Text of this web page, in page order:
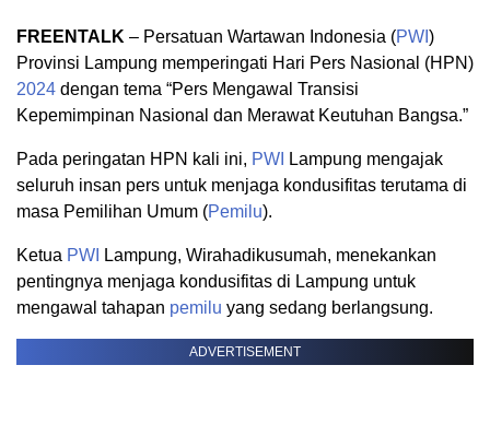
FREENTALK – Persatuan Wartawan Indonesia (PWI )
Provinsi Lampung memperingati Hari Pers Nasional (HPN)
2024 dengan tema “Pers Mengawal Transisi
Kepemimpinan Nasional dan Merawat Keutuhan Bangsa.”
Pada peringatan HPN kali ini, PWI
Lampung mengajak
seluruh insan pers untuk menjaga kondusifitas terutama di
masa Pemilihan Umum (Pemilu).
Ketua PWI
Lampung, Wirahadikusumah, menekankan
pentingnya menjaga kondusifitas di Lampung untuk
mengawal tahapan pemilu yang sedang berlangsung.
ADVERTISEMENT